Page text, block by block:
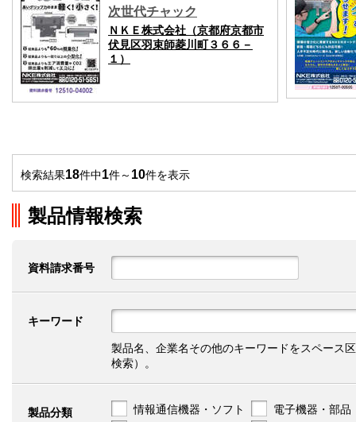
次世代チャック
ＮＫＥ株式会社（京都府京都市
伏見区羽束師菱川町３６６－
１）
検索結果18件中1件～ 10件を表示
製品情報検索
資料請求番号
キーワード
製品名、企業名その他のキーワードをスペース
検索）。
製品分類 情報通信機器・ソフト
電子機器・部品